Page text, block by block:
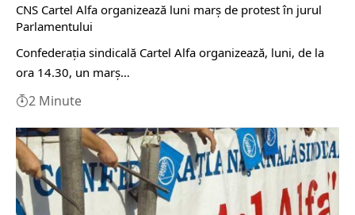
CNS Cartel Alfa organizează luni marş de protest în jurul
Parlamentului
Confederaţia sindicală Cartel Alfa organizează, luni, de la
ora 14.30, un marş…
2 Minute